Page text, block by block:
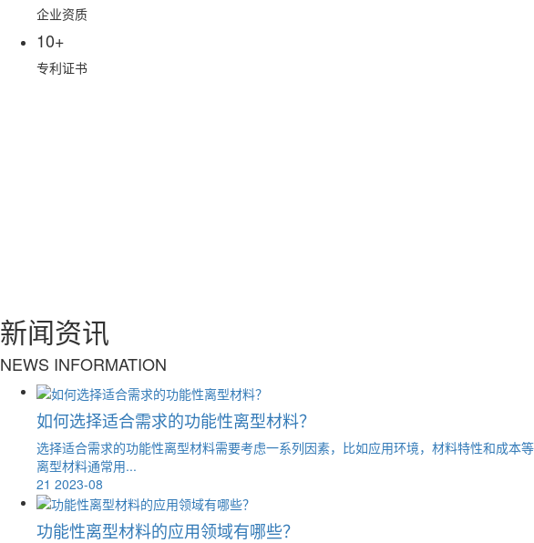
企业资质
10+
专利证书
新闻资讯
NEWS INFORMATION
如何选择适合需求的功能性离型材料？
选择适合需求的功能性离型材料需要考虑一系列因素，比如应用环境，材料特性和成本
离型材料通常用...
21 2023-08
功能性离型材料的应用领域有哪些？